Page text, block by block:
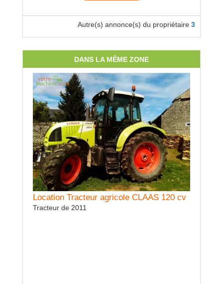
Autre(s) annonce(s) du propriétaire 3
DANS LA MÊME ZONE
Location Tracteur agricole CLAAS 120 cv
Tracteur de 2011